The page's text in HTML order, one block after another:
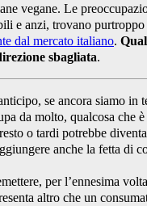
vegane. Le
e anzi, trovano
dal mercato italiano.
sbagliata.
se ancora siamo in
da molto, qualcosa che
o tardi potrebbe
anche la fetta di
per l’ennesima
altro che un